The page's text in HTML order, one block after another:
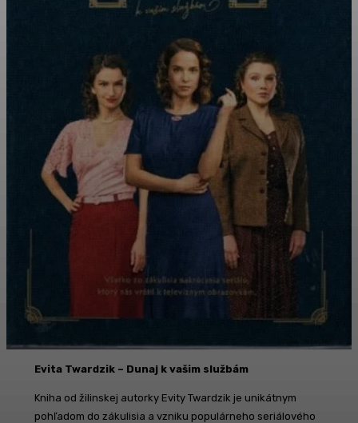
Evita Twardzik – Dunaj k vašim službám
Kniha od žilinskej autorky Evity Twardzik je unikátnym
pohľadom do zákulisia a vzniku populárneho seriálového